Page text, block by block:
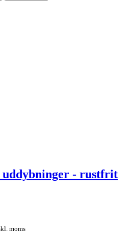
uddybninger - rustfrit
moms